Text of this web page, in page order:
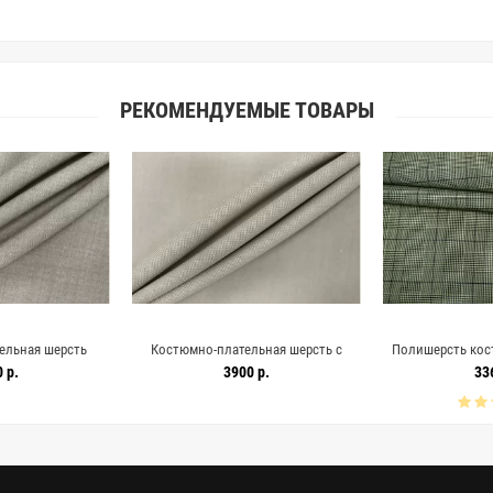
РЕКОМЕНДУЕМЫЕ ТОВАРЫ
шерсть
H59/3 HH20
р.
Костюмно-плательная шерсть с
шелком MAX MARA Серо-бежевая MM
3900 р.
Полишерсть
MAX MARA